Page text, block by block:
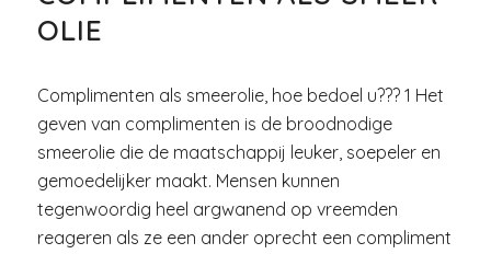
OLIE
Complimenten als smeerolie, hoe bedoel u??? 1 Het
geven van complimenten is de broodnodige
smeerolie die de maatschappij leuker, soepeler en
gemoedelijker maakt. Mensen kunnen
tegenwoordig heel argwanend op vreemden
reageren als ze een ander oprecht een compliment